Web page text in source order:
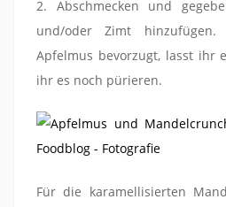
2. Abschmecken und
und/oder Zimt
Apfelmus bevorzugt, lasst ihr
ihr es noch pürieren.
Für die karamellisierten